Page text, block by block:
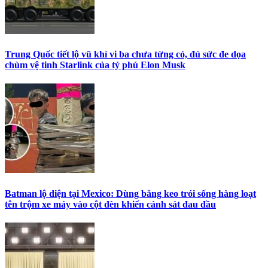
Trung Quốc tiết lộ vũ khí vi ba chưa từng có, đủ sức đe dọa
chùm vệ tinh Starlink của tỷ phú Elon Musk
Batman lộ diện tại Mexico: Dùng băng keo trói sống hàng loạt
tên trộm xe máy vào cột đèn khiến cảnh sát đau đầu